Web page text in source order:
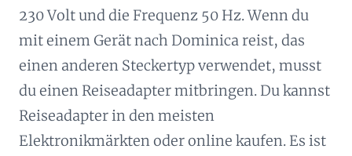
230 Volt und die Frequenz 50 Hz. Wenn du
mit einem Gerät nach Dominica reist, das
einen anderen Steckertyp verwendet, musst
du einen Reiseadapter mitbringen. Du kannst
Reiseadapter in den meisten
Elektronikmärkten oder online kaufen. Es ist